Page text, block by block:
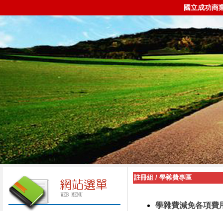
國立成功商
註冊組 / 學雜費專區
學雜費減免各項費